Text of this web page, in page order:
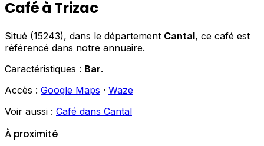
Café à Trizac
Situé (15243), dans le département Cantal, ce café est
référencé dans notre annuaire.
Caractéristiques : Bar.
Accès : Google Maps · Waze
Voir aussi : Café dans Cantal
À proximité